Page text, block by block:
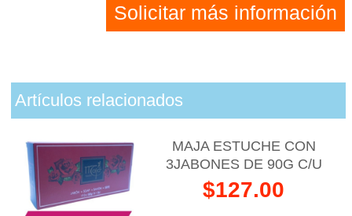
Solicitar más información
Artículos relacionados
MAJA ESTUCHE CON
3JABONES DE 90G C/U
$127.00